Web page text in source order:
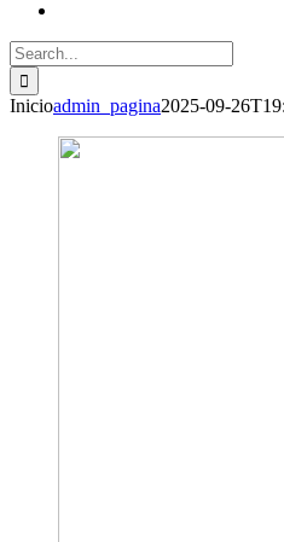
Search
for:
Inicioadmin_pagina2025-09-